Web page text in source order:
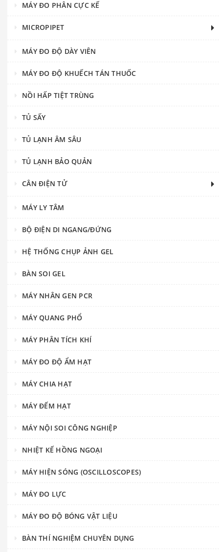
MÁY ĐO PHÂN CỰC KẾ
MICROPIPET
MÁY ĐO ĐỘ DÀY VIÊN
MÁY ĐO ĐỘ KHUẾCH TÁN THUỐC
NỒI HẤP TIỆT TRÙNG
TỦ SẤY
TỦ LẠNH ÂM SÂU
TỦ LẠNH BẢO QUẢN
CÂN ĐIỆN TỬ
MÁY LY TÂM
BỘ ĐIỆN DI NGANG/ĐỨNG
HỆ THỐNG CHỤP ẢNH GEL
BÀN SOI GEL
MÁY NHÂN GEN PCR
MÁY QUANG PHỔ
MÁY PHÂN TÍCH KHÍ
MÁY ĐO ĐỘ ẨM HẠT
MÁY CHIA HẠT
MÁY ĐẾM HẠT
MÁY NỘI SOI CÔNG NGHIỆP
NHIỆT KẾ HỒNG NGOẠI
MÁY HIỆN SÓNG (OSCILLOSCOPES)
MÁY ĐO LỰC
MÁY ĐO ĐỘ BÓNG VẬT LIỆU
BÀN THÍ NGHIỆM CHUYÊN DỤNG